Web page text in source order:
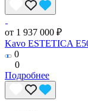
от 1 937 000 ₽
Kavo ESTETICA
0
0
Подробнее